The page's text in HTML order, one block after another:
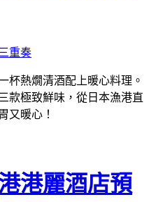
杯熱燗清酒配上暖心料理。
款極致鮮味，從日本漁港直
又暖心！
港麗酒店預